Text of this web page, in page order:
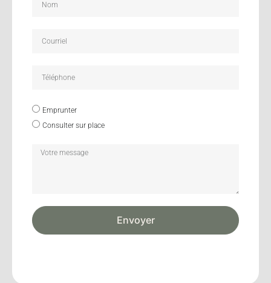
Emprunter
Consulter sur place
Envoyer